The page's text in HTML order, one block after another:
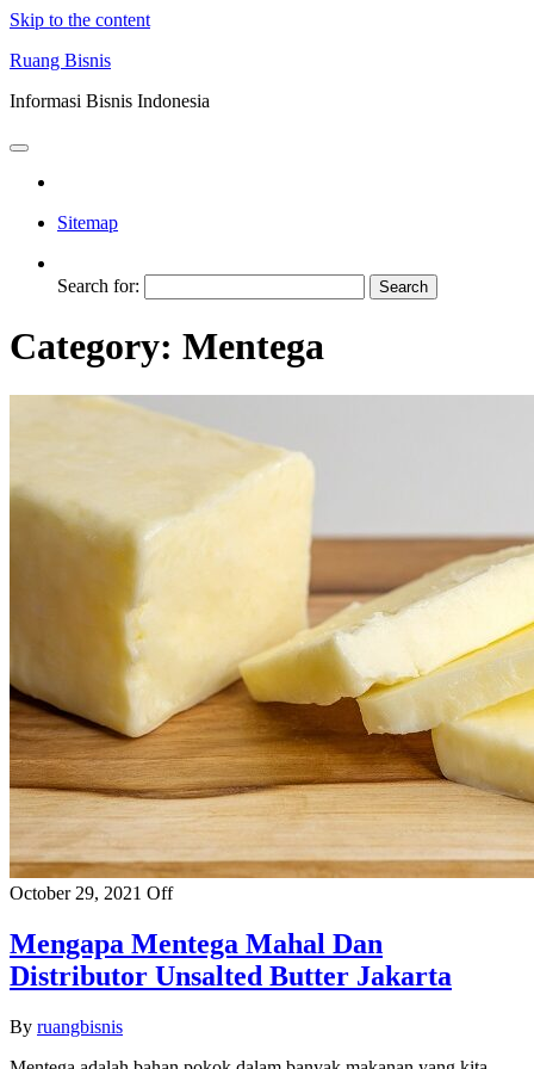
Skip to the content
Ruang Bisnis
Informasi Bisnis Indonesia
Sitemap
Search for:
Category: Mentega
October 29, 2021 Off
Mengapa Mentega Mahal Dan
Distributor Unsalted Butter Jakarta
By ruangbisnis